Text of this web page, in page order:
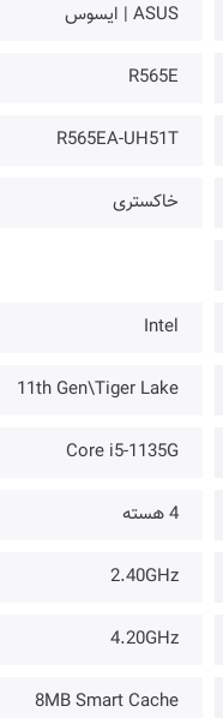
ASUS | ایسوس
R565E
R565EA-UH51T
خاکستری
Intel
11th Gen\Tiger Lake
Core i5-1135G
4 هسته
2.40GHz
4.20GHz
8MB Smart Cache